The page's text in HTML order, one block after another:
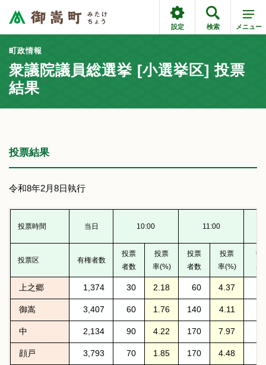
設定 検索 メニュー
町政情報
衆議院議員総選挙 [小選挙区] 投票
結果
投票結果
令和8年2月8日執行
投票時間 当日 10:00 11:00
投票区 有権者数
投票
者数
投票
率(%)
投票
者数
投票
率(%)
投
者
上之郷 1,374 30 2.18 60 4.37
御嵩 3,407 60 1.76 140 4.11
中 2,134 90 4.22 170 7.97
顔戸 3,793 70 1.85 170 4.48